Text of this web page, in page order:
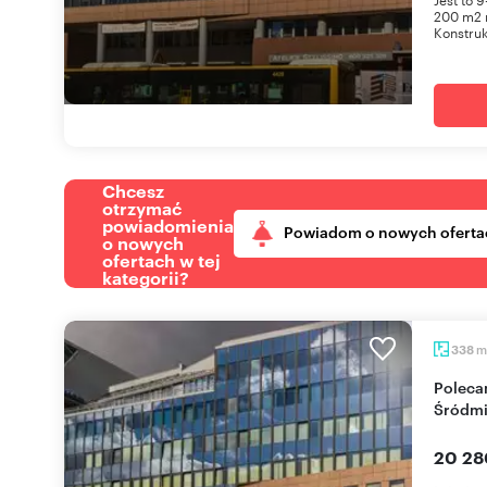
200 m2
Chcesz
otrzymać
powiadomienia
o nowych
ofertach w tej
kategorii?
Powiadom o nowych
338 m
Polecam nowoczesny lokal biurowy 338 m² w
20